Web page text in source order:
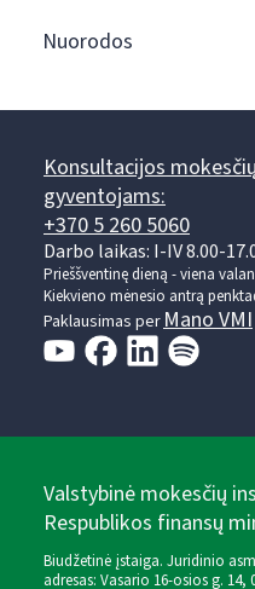
Nuorodos
Konsultacijos
gyventojams:
+370 5 260 5060
Darbo laikas: I-IV 8.00-
Prieššventinę dieną - viena
Kiekvieno mėnesio antrą
Paklausimas perMano VMI
Valstybinė mokesčių
Respublikos finansų
Biudžetinė įstaiga. Juridinio
adresas: Vasario 16-osios g. 14,